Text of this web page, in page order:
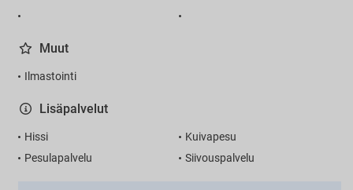
Muut
Ilmastointi
Lisäpalvelut
Hissi
Kuivapesu
Pesulapalvelu
Siivouspalvelu